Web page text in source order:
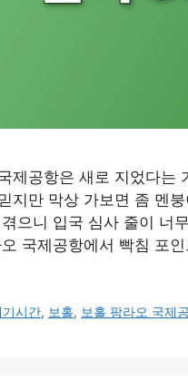
제공항은 새로 지었다는
지만 막상 가보면 좀 멘
으니 입국 심사 줄이 너
국제공항에서 빡침 포
기시간, 보홀, 보홀 팡라오 국제